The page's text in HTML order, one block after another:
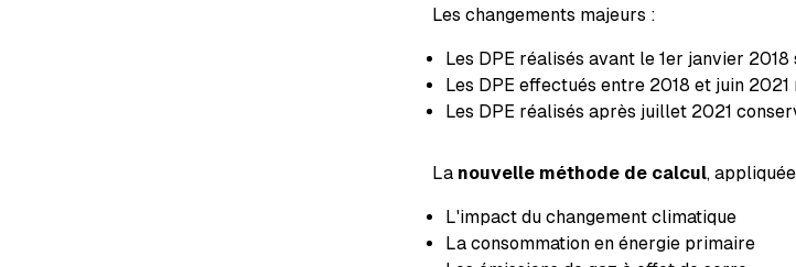
Les changements majeurs :
Les DPE réalisés avant le 1er janvier
Les DPE effectués entre 2018 et juin
Les DPE réalisés après juillet 2021
La nouvelle méthode de calcul,
L'impact du changement climatique
La consommation en énergie primaire